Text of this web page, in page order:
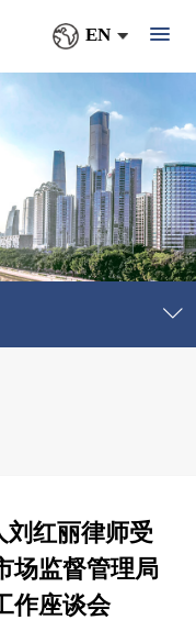
EN
刘红丽律师受
场监督管理局
作座谈会